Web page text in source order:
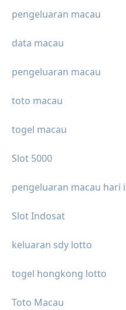
pengeluaran macau
data macau
pengeluaran macau
toto macau
togel macau
Slot 5000
pengeluaran macau hari
Slot Indosat
keluaran sdy lotto
togel hongkong lotto
Toto Macau